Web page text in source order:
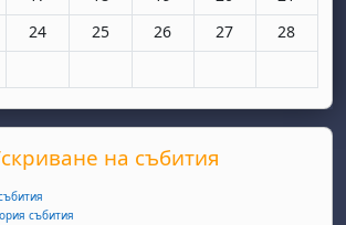
понеделник, 22 юни
събития, вторник, 23 юни
Няма събития, сряда, 24 юни
24 Няма събития, четвъртък, 25 юни
25 Няма събития, петък, 26
26 Няма събития,
27 Няма
28
понеделник, 29 юни
събития, вторник, 30 юни
blocks
скриване на събития
на събития
събития